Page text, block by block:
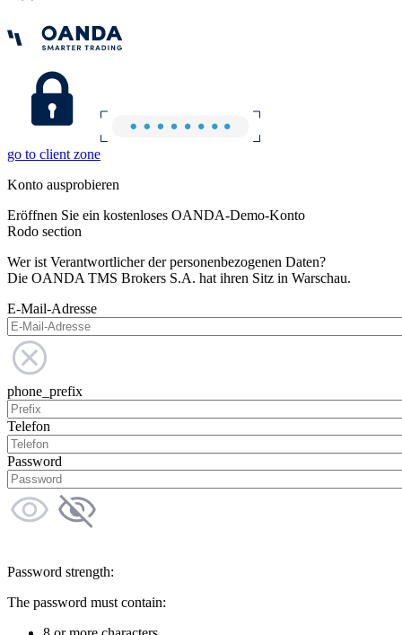
go to client zone
Konto ausprobieren
Eröffnen Sie ein kostenloses OANDA-Demo-Konto
Rodo section
Wer ist Verantwortlicher der personenbezogenen Daten?
Die OANDA TMS Brokers S.A. hat ihren Sitz in Warschau.
E-Mail-Adresse
phone_prefix
Telefon
Password
Password strength:
The password must contain: